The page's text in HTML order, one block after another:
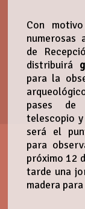
Con
numerosas
de
distribuirá
para la
pases de
telescopio
será el
para
próximo 12
tarde una
madera